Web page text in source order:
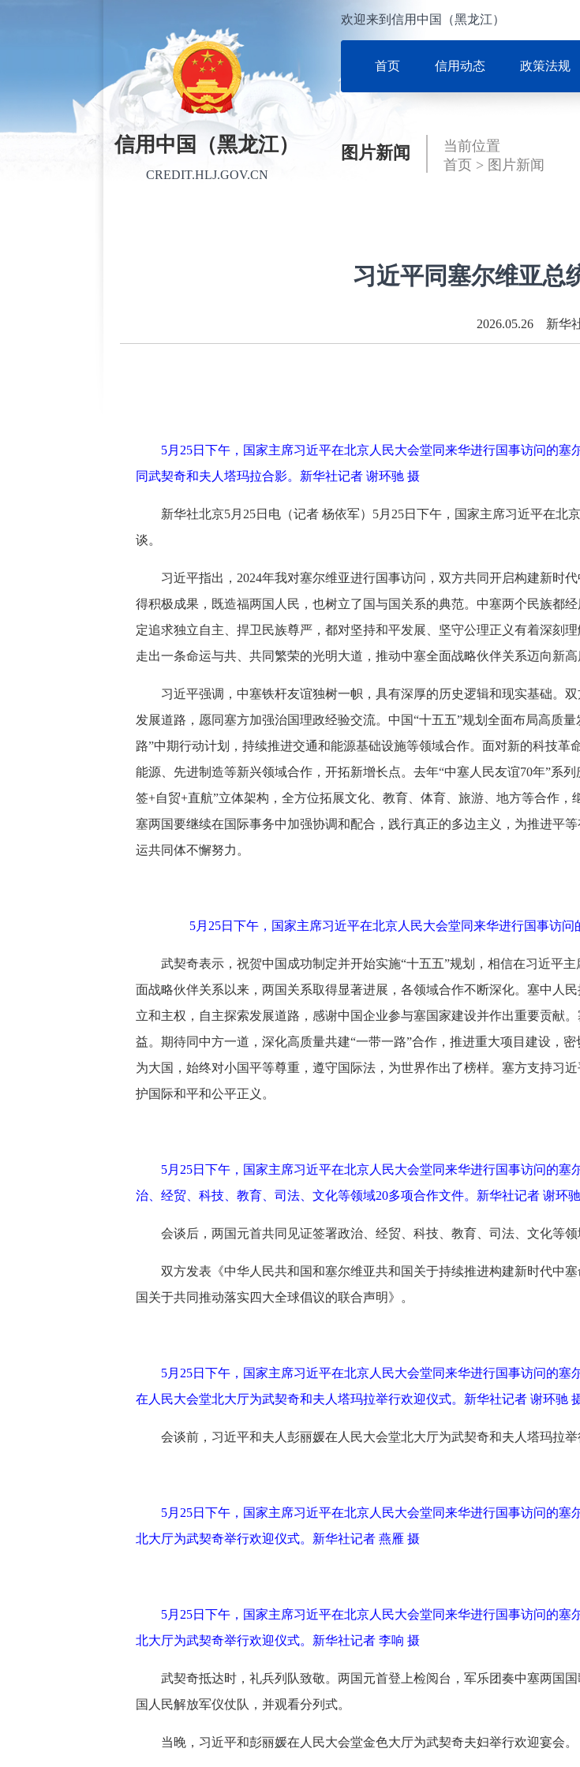
信用中国（黑龙江）
CREDIT.HLJ.GOV.CN
欢迎来到信用中国（黑龙江）
首页 信用动态 政策法规
图片新闻
当前位置
首页 > 图片新闻
习近平同塞尔维亚总
2026.05.26 新华
5月25日下午，国家主席习近平在北京人民大会堂同来华进行国事访问的
同武契奇和夫人塔玛拉合影。新华社记者 谢环驰 摄
新华社北京5月25日电（记者 杨依军）5月25日下午，国家主席习近平在
谈。
习近平指出，2024年我对塞尔维亚进行国事访问，双方共同开启构建新时
得积极成果，既造福两国人民，也树立了国与国关系的典范。中塞两个民族都
定追求独立自主、捍卫民族尊严，都对坚持和平发展、坚守公理正义有着深刻
走出一条命运与共、共同繁荣的光明大道，推动中塞全面战略伙伴关系迈向新高
习近平强调，中塞铁杆友谊独树一帜，具有深厚的历史逻辑和现实基础。
发展道路，愿同塞方加强治国理政经验交流。中国“十五五”规划全面布局高质
路”中期行动计划，持续推进交通和能源基础设施等领域合作。面对新的科技
能源、先进制造等新兴领域合作，开拓新增长点。去年“中塞人民友谊70年”系
签+自贸+直航”立体架构，全方位拓展文化、教育、体育、旅游、地方等合作
塞两国要继续在国际事务中加强协调和配合，践行真正的多边主义，为推进平
运共同体不懈努力。
5月25日下午，国家主席习近平在北京人民大会堂同来华进行国事访
武契奇表示，祝贺中国成功制定并开始实施“十五五”规划，相信在习近平
面战略伙伴关系以来，两国关系取得显著进展，各领域合作不断深化。塞中人
立和主权，自主探索发展道路，感谢中国企业参与塞国家建设并作出重要贡献
益。期待同中方一道，深化高质量共建“一带一路”合作，推进重大项目建设，
为大国，始终对小国平等尊重，遵守国际法，为世界作出了榜样。塞方支持习
护国际和平和公平正义。
5月25日下午，国家主席习近平在北京人民大会堂同来华进行国事访问的
治、经贸、科技、教育、司法、文化等领域20多项合作文件。新华社记者 谢环
会谈后，两国元首共同见证签署政治、经贸、科技、教育、司法、文化等领
双方发表《中华人民共和国和塞尔维亚共和国关于持续推进构建新时代中
国关于共同推动落实四大全球倡议的联合声明》。
5月25日下午，国家主席习近平在北京人民大会堂同来华进行国事访问的
在人民大会堂北大厅为武契奇和夫人塔玛拉举行欢迎仪式。新华社记者 谢环驰
会谈前，习近平和夫人彭丽媛在人民大会堂北大厅为武契奇和夫人塔玛拉举
5月25日下午，国家主席习近平在北京人民大会堂同来华进行国事访问的
北大厅为武契奇举行欢迎仪式。新华社记者 燕雁 摄
5月25日下午，国家主席习近平在北京人民大会堂同来华进行国事访问的
北大厅为武契奇举行欢迎仪式。新华社记者 李响 摄
武契奇抵达时，礼兵列队致敬。两国元首登上检阅台，军乐团奏中塞两国
国人民解放军仪仗队，并观看分列式。
当晚，习近平和彭丽媛在人民大会堂金色大厅为武契奇夫妇举行欢迎宴会。